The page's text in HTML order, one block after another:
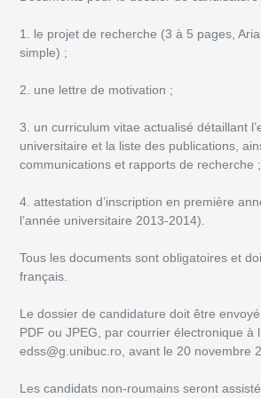
1. le projet de recherche (3 à 5 pages,
simple) ;
2. une lettre de motivation ;
3. un curriculum vitae actualisé détaillant
universitaire et la liste des publications,
communications et rapports de recherche ;
4. attestation d’inscription en première
l’année universitaire 2013-2014).
Tous les documents sont obligatoires et
français.
Le dossier de candidature doit être
PDF ou JPEG, par courrier électronique à
edss@g.unibuc.ro, avant le 20 novembre
Les candidats non-roumains seront